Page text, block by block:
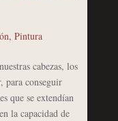
, Pintura
cabezas, los
para conseguir
que se extendían
la capacidad de